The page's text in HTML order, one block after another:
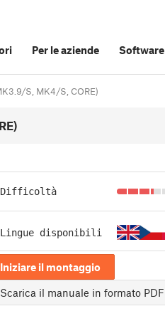
Per le aziende Software
S, MK4/S, CORE)
Difficoltà
Lingue disponibili
Iniziare il montaggio
Scarica il manuale in formato PDF